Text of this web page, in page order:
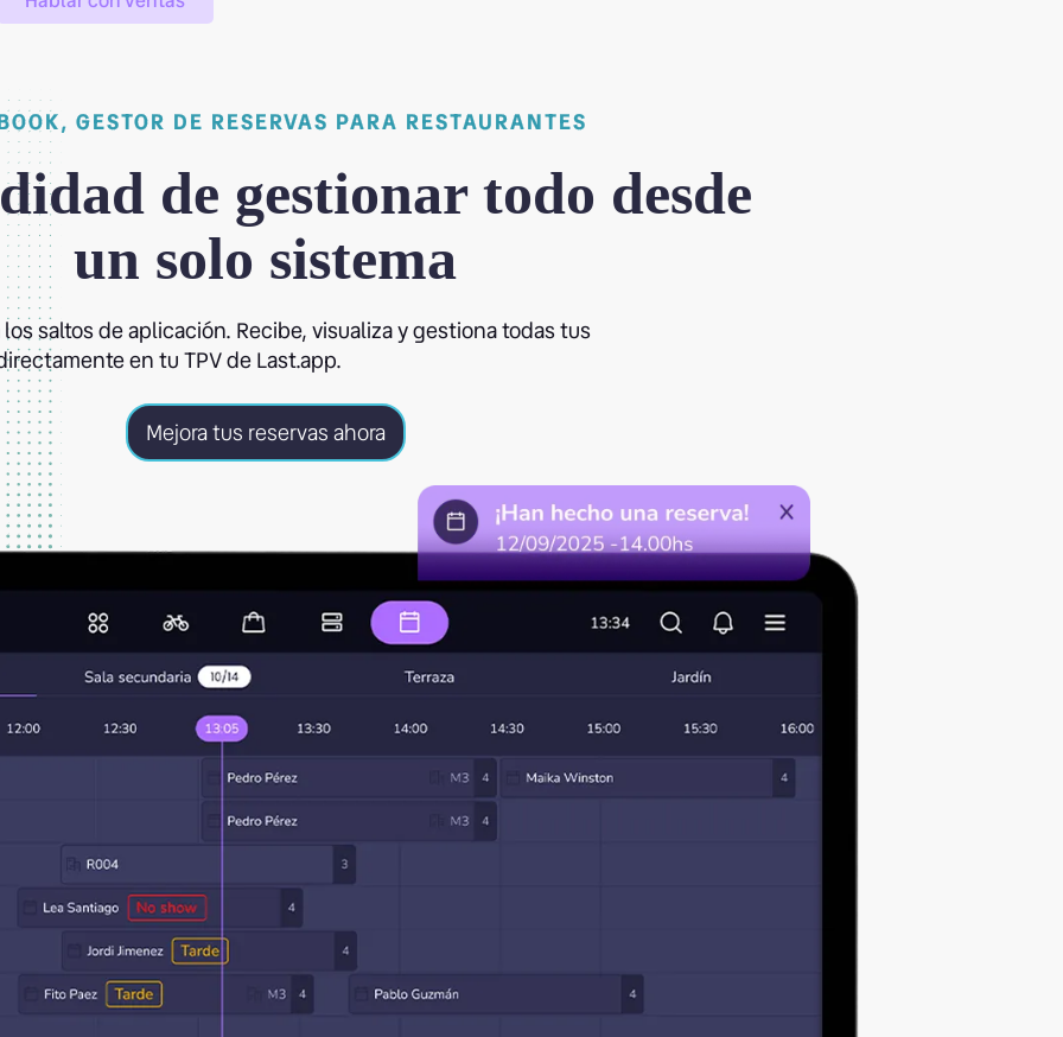
GESTOR DE RESERVAS PARA RESTAURANTES
de gestionar todo desde
un solo sistema
los saltos de aplicación. Recibe, visualiza y gestiona todas tus
en tu TPV de Last.app.
Mejora tus reservas ahora